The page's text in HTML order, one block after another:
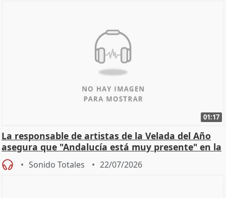
01:17
La responsable de artistas de la Velada del Año
asegura que "Andalucía está muy presente" en la
cita
Sonido Totales 22/07/2026